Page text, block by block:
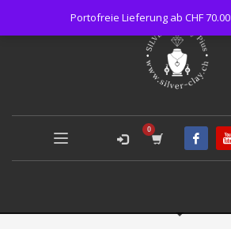
Portofreie Lieferung ab CHF 70.00